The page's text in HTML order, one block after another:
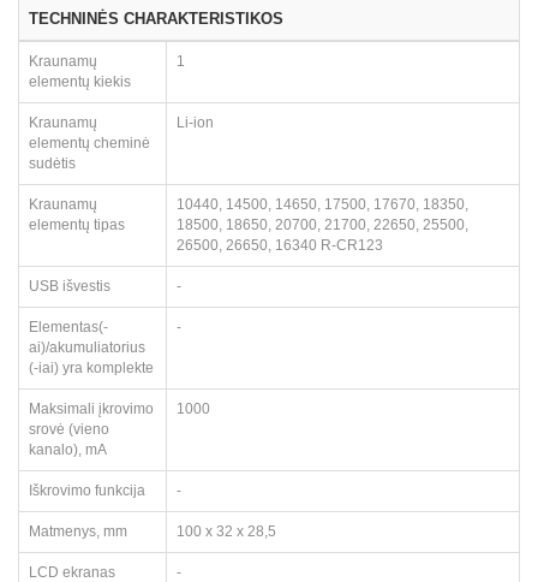
TECHNINĖS CHARAKTERISTIKOS
Kraunamų
elementų kiekis
1
Kraunamų
elementų cheminė
sudėtis
Li-ion
Kraunamų
elementų tipas
10440, 14500, 14650, 17500, 17670, 18350,
18500, 18650, 20700, 21700, 22650, 25500,
26500, 26650, 16340 R-CR123
USB išvestis -
Elementas(-
ai)/akumuliatorius
(-iai) yra komplekte
-
Maksimali įkrovimo
srovė (vieno
kanalo), mA
1000
Iškrovimo funkcija -
Matmenys, mm 100 x 32 x 28,5
LCD ekranas -